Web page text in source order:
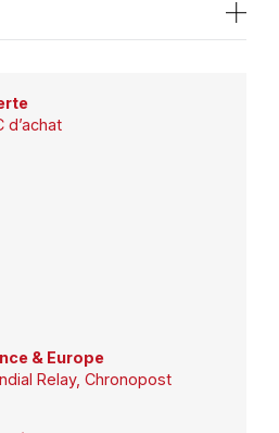
& Europe
Relay, Chronopost